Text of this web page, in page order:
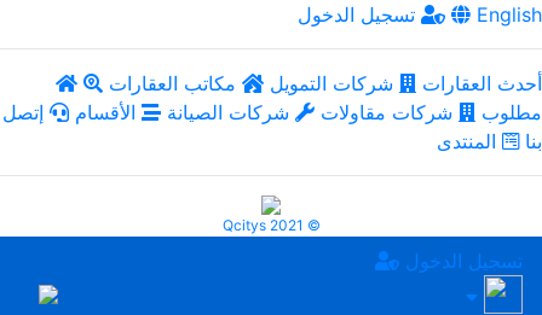
تسجيل الدخول
English
أحدث العقارات شركات التمويل
مكاتب العقارات
مطلوب
شركات مقاولات شركات الصيانة الأقسام
إتصل
بنا
المنتدى
Qcitys 2021 ©
تسجيل الدخول